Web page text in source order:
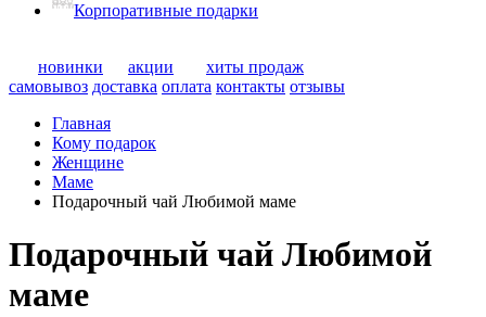
Корпоративные подарки
новинки акции
хиты продаж
самовывоз доставка оплата контакты отзывы
Главная
Кому подарок
Женщине
Маме
Подарочный чай Любимой маме
Подарочный чай Любимой
маме